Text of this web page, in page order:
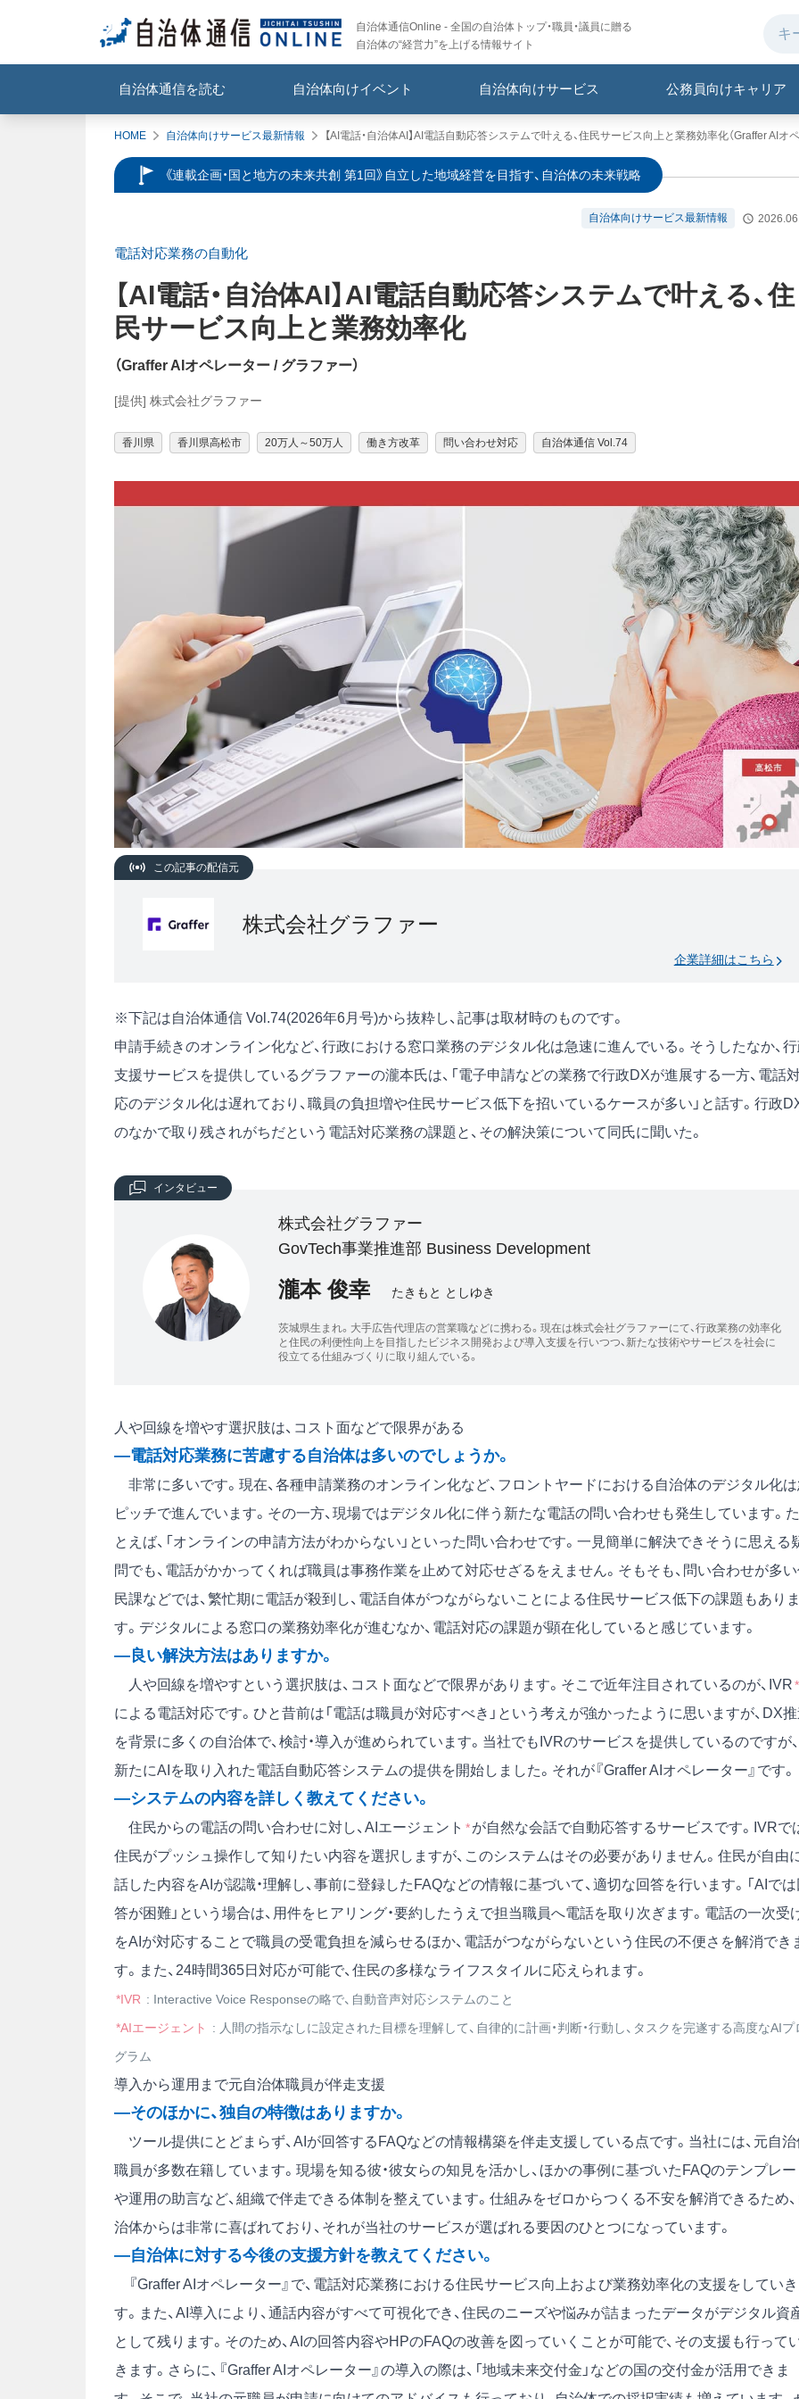
自治体通信Online - 全国の自治体トップ・職員・議員に贈る
自治体の“経営力”を上げる情報サイト
自治体通信を読む 自治体向けイベント 自治体向けサービス 公務員向けキャリア
HOME 自治体向けサービス最新情報 【AI電話・自治体AI】AI電話自動応答システムで叶える、住民サービス向上と業務効率化（Graffer AIオ
《連載企画・国と地方の未来共創 第1回》自立した地域経営を目指す、自治体の未来戦略
自治体向けサービス最新情報
電話対応業務の自動化
【AI電話・自治体AI】 AI電話自動応答システムで叶える、住
民サービス向上と業務効率化
（Graffer AIオペレーター / グラファー）
[提供] 株式会社グラファー
香川県 香川県高松市 20万人～50万人 働き方改革 問い合わせ対応 自治体通信 Vol.74
この記事の配信元
株式会社グラファー
企業詳細はこちら
※下記は自治体通信 Vol.74(2026年6月号)から抜粋し、記事は取材時のものです。
申請手続きのオンライン化など、行政における窓口業務のデジタル化は急速に進んでいる。そうしたなか、
支援サービスを提供しているグラファーの瀧本氏は、「電子申請などの業務で行政DXが進展する一方、電話
応のデジタル化は遅れており、職員の負担増や住民サービス低下を招いているケースが多い」と話す。行政
のなかで取り残されがちだという電話対応業務の課題と、その解決策について同氏に聞いた。
インタビュー
株式会社グラファー
GovTech事業推進部 Business Development
瀧本 俊幸 たきもと としゆき
茨城県生まれ。大手広告代理店の営業職などに携わる。現在は株式会社グラファーにて、行政業務の効率化
と住民の利便性向上を目指したビジネス開発および導入支援を行いつつ、新たな技術やサービスを社会に
役立てる仕組みづくりに取り組んでいる。
人や回線を増やす選択肢は、コスト面などで限界がある
―電話対応業務に苦慮する自治体は多いのでしょうか。
非常に多いです。現在、各種申請業務のオンライン化など、フロントヤードにおける自治体のデジタル化は
ピッチで進んでいます。その一方、現場ではデジタル化に伴う新たな電話の問い合わせも発生しています。た
とえば、「オンラインの申請方法がわからない」といった問い合わせです。一見簡単に解決できそうに思える
問でも、電話がかかってくれば職員は事務作業を止めて対応せざるをえません。そもそも、問い合わせが多
民課などでは、繁忙期に電話が殺到し、電話自体がつながらないことによる住民サービス低下の課題もありま
す。デジタルによる窓口の業務効率化が進むなか、電話対応の課題が顕在化していると感じています。
―良い解決方法はありますか。
人や回線を増やすという選択肢は、コスト面などで限界があります。そこで近年注目されているのが、IVR*
による電話対応です。ひと昔前は「電話は職員が対応すべき」という考えが強かったように思いますが、DX
を背景に多くの自治体で、検討・導入が進められています。当社でもIVRのサービスを提供しているのですが、
新たにAIを取り入れた電話自動応答システムの提供を開始しました。それが『Graffer AIオペレーター』です。
―システムの内容を詳しく教えてください。
住民からの電話の問い合わせに対し、AIエージェント *が自然な会話で自動応答するサービスです。IVRで
住民がプッシュ操作して知りたい内容を選択しますが、このシステムはその必要がありません。住民が自由
話した内容をAIが認識・理解し、事前に登録したFAQなどの情報に基づいて、適切な回答を行います。「AIでは
答が困難」という場合は、用件をヒアリング・要約したうえで担当職員へ電話を取り次ぎます。電話の一次受
をAIが対応することで職員の受電負担を減らせるほか、電話がつながらないという住民の不便さを解消でき
す。また、24時間365日対応が可能で、住民の多様なライフスタイルに応えられます。
*IVR : Interactive Voice Responseの略で、自動音声対応システムのこと
*AIエージェント
: 人間の指示なしに設定された目標を理解して、自律的に計画・判断・行動し、タスクを完遂する高度なAIプ
グラム
導入から運用まで元自治体職員が伴走支援
―そのほかに、独自の特徴はありますか。
ツール提供にとどまらず、AIが回答するFAQなどの情報構築を伴走支援している点です。当社には、元自
職員が多数在籍しています。現場を知る彼・彼女らの知見を活かし、ほかの事例に基づいたFAQのテンプレー
や運用の助言など、組織で伴走できる体制を整えています。仕組みをゼロからつくる不安を解消できるため、
治体からは非常に喜ばれており、それが当社のサービスが選ばれる要因のひとつになっています。
―自治体に対する今後の支援方針を教えてください。
『Graffer AIオペレーター』で、電話対応業務における住民サービス向上および業務効率化の支援をしていき
す。また、AI導入により、通話内容がすべて可視化でき、住民のニーズや悩みが詰まったデータがデジタル資
として残ります。そのため、AIの回答内容やHPのFAQの改善を図っていくことが可能で、その支援も行って
きます。さらに、『Graffer AIオペレーター』の導入の際は、「地域未来交付金」などの国の交付金が活用できま